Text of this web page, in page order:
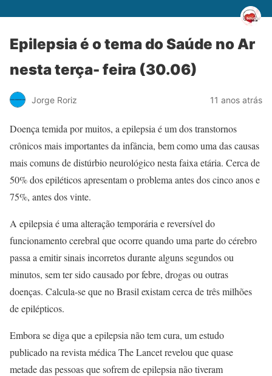
Epilepsia é o tema do Saúde no Ar
nesta terça- feira (30.06)
Jorge Roriz 11 anos atrás
Doença temida por muitos, a epilepsia é um dos transtornos
crônicos mais importantes da infância, bem como uma das causas
mais comuns de distúrbio neurológico nesta faixa etária. Cerca de
50% dos epiléticos apresentam o problema antes dos cinco anos e
75%, antes dos vinte.
A epilepsia é uma alteração temporária e reversível do
funcionamento cerebral que ocorre quando uma parte do cérebro
passa a emitir sinais incorretos durante alguns segundos ou
minutos, sem ter sido causado por febre, drogas ou outras
doenças. Calcula-se que no Brasil existam cerca de três milhões
de epilépticos.
Embora se diga que a epilepsia não tem cura, um estudo
publicado na revista médica The Lancet revelou que quase
metade das pessoas que sofrem de epilepsia não tiveram